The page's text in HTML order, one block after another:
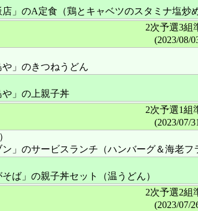
」のA定食（鶏とキャベツのスタミナ塩炒め
2次予選3組
(2023/08/
」のきつねうどん
」の上親子丼
2次予選1組
(2023/07/
」のサービスランチ（ハンバーグ＆海老フ
ば」の親子丼セット（温うどん）
2次予選2組
(2023/07/